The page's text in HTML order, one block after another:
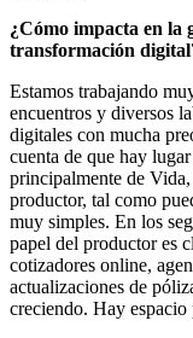
¿Cómo impacta en la
transformación
Estamos trabajando
encuentros y diversos
digitales con mucha
cuenta de que hay
principalmente de
productor, tal como
muy simples. En los
papel del productor es
cotizadores online,
actualizaciones de
creciendo. Hay espacio